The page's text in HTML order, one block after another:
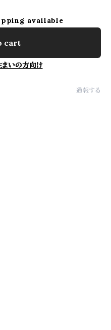
available
cart
いの方向け
通報する